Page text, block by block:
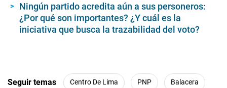
Ningún partido acredita aún a sus personeros:
¿Por qué son importantes? ¿Y cuál es la
iniciativa que busca la trazabilidad del voto?
Seguir temas Centro De Lima PNP Balacera